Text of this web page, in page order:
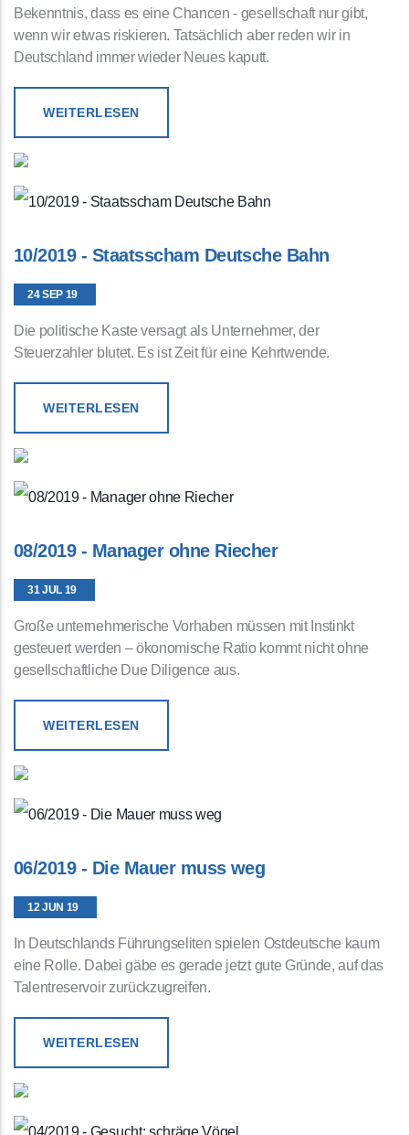
Bekenntnis, dass es eine Chancen - gesellschaft nur gibt,
wenn wir etwas riskieren. Tatsächlich aber reden wir in
Deutschland immer wieder Neues kaputt.
WEITERLESEN
10/2019 - Staatsscham Deutsche Bahn
24 SEP 19
Die politische Kaste versagt als Unternehmer, der
Steuerzahler blutet. Es ist Zeit für eine Kehrtwende.
WEITERLESEN
08/2019 - Manager ohne Riecher
31 JUL 19
Große unternehmerische Vorhaben müssen mit Instinkt
gesteuert werden – ökonomische Ratio kommt nicht ohne
gesellschaftliche Due Diligence aus.
WEITERLESEN
06/2019 - Die Mauer muss weg
12 JUN 19
In Deutschlands Führungseliten spielen Ostdeutsche kaum
eine Rolle. Dabei gäbe es gerade jetzt gute Gründe, auf das
Talentreservoir zurückzugreifen.
WEITERLESEN